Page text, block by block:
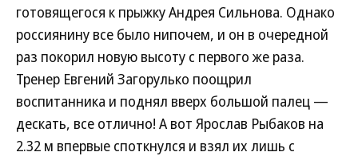
готовящегося к прыжку Андрея Сильнова. Однако
россиянину все было нипочем, и он в очередной
раз покорил новую высоту с первого же раза.
Тренер Евгений Загорулько поощрил
воспитанника и поднял вверх большой палец —
дескать, все отлично! А вот Ярослав Рыбаков на
2.32 м впервые споткнулся и взял их лишь с